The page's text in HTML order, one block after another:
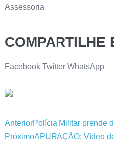
Assessoria
COMPARTILHE
Facebook Twitter WhatsApp
AnteriorPolícia Militar prende
PróximoAPURAÇÃO: Vídeo